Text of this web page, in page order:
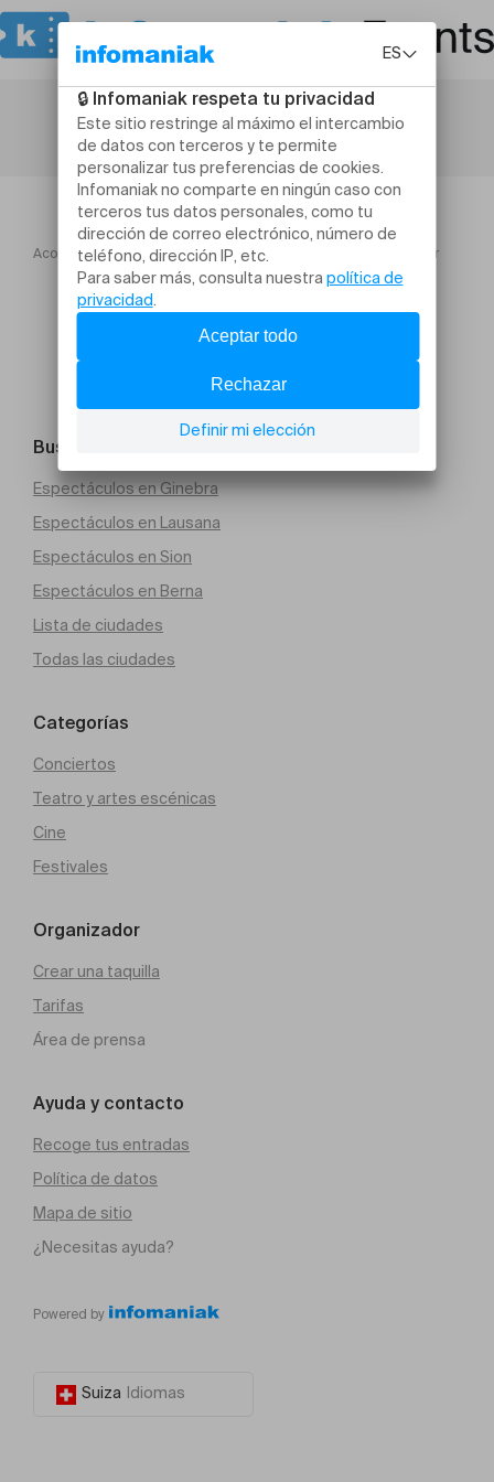
Acogida Danza Balfolk avec Parasol + Grand Balthazar
Buscar un evento
Espectáculos en Ginebra
Espectáculos en Lausana
Espectáculos en Sion
Espectáculos en Berna
Lista de ciudades
Todas las ciudades
Categorías
Conciertos
Teatro y artes escénicas
Cine
Festivales
Organizador
Crear una taquilla
Tarifas
Área de prensa
Ayuda y contacto
Recoge tus entradas
Política de datos
Mapa de sitio
¿Necesitas ayuda?
Powered by
Suiza Idiomas